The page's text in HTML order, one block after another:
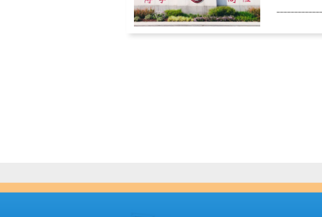
市。 十
天奥集团